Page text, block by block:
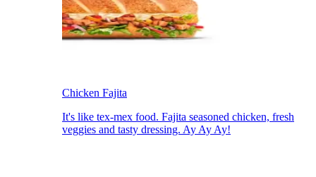
Chicken Fajita​​​​‌ ‍ ​‍​‍‌‍ ‌ ​‍‌‍‍‌‌‍‌ ‌‍‍‌‌‍ ‍​‍​‍​ ‍‍​‍​‍‌ ​ ‌‍​‌‌‍ ‍‌‍‍‌‌ ‌​‌ ‍‌​‍ ‍‌‍‍‌‌‍ ​‍​‍​‍ ​​‍​‍‌‍‍​‌ ​‍‌‍‌‌‌‍‌‍​‍​‍​ ‍‍​‍​‍‌‍‍​‌ ‌​‌ ‌​‌ ​​‌ ​ ​ ‍‍​‍ ​‍ ‌‍ ‍‌‍ ‌ ​‍‌‍‌​‌‍‍‌‌‍​ ​‍ ‌‌‍​‍‌‍‍‌‌ ‌​‌‍‌‌‌ ​ ​‍ ‌‌‍‌ ‌ ​‍‌‍ ‌ ‌‌‌ ​​​‍ ‌‌ ​ ‌ ‌​‌ ‌‌‌‍‌​‌‍‍‌‌‍ ​‍ ‍‌ ‌‍‌‍‌‌‌ ​‍‌‍​ ‌‍‌‌‌‍ ​​‍ ‍‌‍​‌‌ ​​‌ ​​​‍ ‌‍‍‌‌‍ ‍‌ ‌​‌‍‌‌‌‍ ‍‌ ‌​​‍ ‌‍‌‌‌‍‌​‌‍‍‌‌ ‌​​‍ ‌‍ ‌‌‍ ‌‍‌​‌‍‌‌​ ‌‌ ​​‌ ​‍‌‍‌‌‌ ​ ‌‍‌‌‌‍ ‍‌ ‌​‌‍​‌‌ ‌​‌‍‍‌‌‍ ‌‍ ‍​ ‍ ‌‍‍‌‌‍‌​​ ‌​ ‍​​ ​​​ ‌ ​ ‌ ‌‍​‍​ ​‌​ ​‌​ ​‍​‍ ‌​ ‌​​ ‌​​ ‌‌​ ‌‌​‍ ‌​ ‌​‌‍‌‍​ ‌​‌‍‌​​‍ ‌‌‍​‍‌‍‌‌​ ‌‍​ ‌‍​‍ ‌​ ‍‌‌‍‌‌‌‍‌​‌‍‌‍​ ​‌​ ‌‌​ ​‍​ ​​​ ‌‍​ ‌‌​ ‌‌​ ‌‌​ ‍ ‌ ‌​‌ ‍‌‌ ​​‌‍‌‌​ ‌‌ ​​‌ ​‍‌‍ ‌‍‌​‌ ‌‌‌‍​ ‌ ‌​​ ‍ ‌ ​​‌‍​‌‌ ‌​‌‍‍​​ ‌‌‍ ‍‌‍​‌‌‍ ‌‌‍‌‌​‍‌‌​ ‌‌‌​​‍‌‌ ‌‍‍ ‌‍‌‌‌ ‍‌​‍‌‌​ ​ ‌​‌​​‍‌‌​ ​ ‌​‌​​‍‌‌​ ​‍​ ​‍‌‍‌‌‌‍ ‍​‍‌‌​ ​‍​ ​‍​‍‌‌​ ‌‌‌​‌​​‍ ‍‌ ‌‍‌‍​‌‌‍ ​‌ ‌‌‌‍‌‌​ ‌‍​‍‌‍​‌‌ ​ ‌‍‌‌‌‌‌‌‌ ​‍‌‍ ​​ ‌‌‍‍​‌ ‌​‌ ‌​‌ ​​‌ ​ ​‍‌‌​ ​ ‌​​‌​‍‌‌​ ​‍‌​‌‍​‍‌‌​ ​‍‌​‌‍‌‍ ‍‌‍ ‌ ​‍‌‍‌​‌‍‍‌‌‍​ ​‍ ‌‌‍​‍‌‍‍‌‌ ‌​‌‍‌‌‌ ​ ​‍ ‌‌‍‌ ‌ ​‍‌‍ ‌ ‌‌‌ ​​​‍ ‌‌ ​ ‌ ‌​‌ ‌‌‌‍‌​‌‍‍‌‌‍ ​‍ ‍‌ ‌‍‌‍‌‌‌ ​‍‌‍​ ‌‍‌‌‌‍ ​​‍ ‍‌‍​‌‌ ​​‌ ​​​‍‌‍‌‍‍‌‌‍‌​​ ‌​ ‍​​ ​​​ ‌ ​ ‌ ‌‍​‍​ ​‌​ ​‌​ ​‍​‍ ‌​ ‌​​ ‌​​ ‌‌​ ‌‌​‍ ‌​ ‌​‌‍‌‍​ ‌​‌‍‌​​‍ ‌‌‍​‍‌‍‌‌​ ‌‍​ ‌‍​‍ ‌​ ‍‌‌‍‌‌‌‍‌​‌‍‌‍​ ​‌​ ‌‌​ ​‍​ ​​​ ‌‍​ ‌‌​ ‌‌​ ‌‌​‍‌‍‌ ‌​‌ ‍‌‌ ​​‌‍‌‌​ ‌‌ ​​‌ ​‍‌‍ ‌‍‌​‌ ‌‌‌‍​ ‌ ‌​​‍‌‍‌ ​​‌‍​‌‌ ‌​‌‍‍​​ ‌‌‍ ‍‌‍​‌‌‍ ‌‌‍‌‌​‍‌‌​ ‌‌‌​​‍‌‌ ‌‍‍ ‌‍‌‌‌ ‍‌​‍‌‌​ ​ ‌​‌​​‍‌‌​ ​ ‌​‌​​‍‌‌​ ​‍​ ​‍‌‍‌‌‌‍ ‍​‍‌‌​ ​‍​ ​‍​‍‌‌​ ‌‌‌​‌​​‍ ‍‌ ‌‍‌‍​‌‌‍ ​‌ ‌‌‌‍‌‌​‍‌‍‌ ​​‌‍‌‌‌ ​‍‌ ​ ‌ ​​‌‍‌‌‌‍​ ‌ ‌​‌‍‍‌‌ ‌‍‌‍‌‌​ ‌‌ ​​‌ ‌‌‌‍​‍‌‍ ​‌‍‍‌‌ ​ ‌‍‍​‌‍‌‌‌‍‌​​‍​‍‌ ‌
It's like tex-mex food. Fajita seasoned chicken, fresh
veggies and tasty dressing. Ay Ay Ay! ​​​​‌ ‍ ​‍​‍‌‍ ‌ ​‍‌‍‍‌‌‍‌ ‌‍‍‌‌‍ ‍​‍​‍​ ‍‍​‍​‍‌ ​ ‌‍​‌‌‍ ‍‌‍‍‌‌ ‌​‌ ‍‌​‍ ‍‌‍‍‌‌‍ ​‍​‍​‍ ​​‍​‍‌‍‍​‌ ​‍‌‍‌‌‌‍‌‍​‍​‍​ ‍‍​‍​‍‌‍‍​‌ ‌​‌ ‌​‌ ​​‌ ​ ​ ‍‍​‍ ​‍ ‌‍ ‍‌‍ ‌ ​‍‌‍‌​‌‍‍‌‌‍​ ​‍ ‌‌‍​‍‌‍‍‌‌ ‌​‌‍‌‌‌ ​ ​‍ ‌‌‍‌ ‌ ​‍‌‍ ‌ ‌‌‌ ​​​‍ ‌‌ ​ ‌ ‌​‌ ‌‌‌‍‌​‌‍‍‌‌‍ ​‍ ‍‌ ‌‍‌‍‌‌‌ ​‍‌‍​ ‌‍‌‌‌‍ ​​‍ ‍‌‍​‌‌ ​​‌ ​​​‍ ‌‍‍‌‌‍ ‍‌ ‌​‌‍‌‌‌‍ ‍‌ ‌​​‍ ‌‍‌‌‌‍‌​‌‍‍‌‌ ‌​​‍ ‌‍ ‌‌‍ ‌‍‌​‌‍‌‌​ ‌‌ ​​‌ ​‍‌‍‌‌‌ ​ ‌‍‌‌‌‍ ‍‌ ‌​‌‍​‌‌ ‌​‌‍‍‌‌‍ ‌‍ ‍​ ‍ ‌‍‍‌‌‍‌​​ ‌​ ‍​​ ​​​ ‌ ​ ‌ ‌‍​‍​ ​‌​ ​‌​ ​‍​‍ ‌​ ‌​​ ‌​​ ‌‌​ ‌‌​‍ ‌​ ‌​‌‍‌‍​ ‌​‌‍‌​​‍ ‌‌‍​‍‌‍‌‌​ ‌‍​ ‌‍​‍ ‌​ ‍‌‌‍‌‌‌‍‌​‌‍‌‍​ ​‌​ ‌‌​ ​‍​ ​​​ ‌‍​ ‌‌​ ‌‌​ ‌‌​ ‍ ‌ ‌​‌ ‍‌‌ ​​‌‍‌‌​ ‌‌ ​​‌ ​‍‌‍ ‌‍‌​‌ ‌‌‌‍​ ‌ ‌​​ ‍ ‌ ​​‌‍​‌‌ ‌​‌‍‍​​ ‌‌ ​ ‌‍‍​‌‍ ‌ ​‍‌ ‌​‌​‌​‌‍‌‌‌ ​ ‌‍​ ‌ ​‍‌‍‍‌‌ ​​‌ ‌​‌‍‍‌‌‍ ‌‍ ‍​‍‌‌​ ‌‌‌​​‍‌‌ ‌‍‍ ‌‍‌‌‌ ‍‌​‍‌‌​ ​ ‌​‌​​‍‌‌​ ​ ‌​‌​​‍‌‌​ ​‍​ ​‍‌‍‌‌‌‍ ‍​‍‌‌​ ​‍​ ​‍​‍‌‌​ ‌‌‌​‌​​‍ ‍‌ ‌‍‌‍​‌‌‍ ​‌ ‌‌‌‍‌‌​ ‌‍​‍‌‍​‌‌ ​ ‌‍‌‌‌‌‌‌‌ ​‍‌‍ ​​ ‌‌‍‍​‌ ‌​‌ ‌​‌ ​​‌ ​ ​‍‌‌​ ​ ‌​​‌​‍‌‌​ ​‍‌​‌‍​‍‌‌​ ​‍‌​‌‍‌‍ ‍‌‍ ‌ ​‍‌‍‌​‌‍‍‌‌‍​ ​‍ ‌‌‍​‍‌‍‍‌‌ ‌​‌‍‌‌‌ ​ ​‍ ‌‌‍‌ ‌ ​‍‌‍ ‌ ‌‌‌ ​​​‍ ‌‌ ​ ‌ ‌​‌ ‌‌‌‍‌​‌‍‍‌‌‍ ​‍ ‍‌ ‌‍‌‍‌‌‌ ​‍‌‍​ ‌‍‌‌‌‍ ​​‍ ‍‌‍​‌‌ ​​‌ ​​​‍‌‍‌‍‍‌‌‍‌​​ ‌​ ‍​​ ​​​ ‌ ​ ‌ ‌‍​‍​ ​‌​ ​‌​ ​‍​‍ ‌​ ‌​​ ‌​​ ‌‌​ ‌‌​‍ ‌​ ‌​‌‍‌‍​ ‌​‌‍‌​​‍ ‌‌‍​‍‌‍‌‌​ ‌‍​ ‌‍​‍ ‌​ ‍‌‌‍‌‌‌‍‌​‌‍‌‍​ ​‌​ ‌‌​ ​‍​ ​​​ ‌‍​ ‌‌​ ‌‌​ ‌‌​‍‌‍‌ ‌​‌ ‍‌‌ ​​‌‍‌‌​ ‌‌ ​​‌ ​‍‌‍ ‌‍‌​‌ ‌‌‌‍​ ‌ ‌​​‍‌‍‌ ​​‌‍​‌‌ ‌​‌‍‍​​ ‌‌ ​ ‌‍‍​‌‍ ‌ ​‍‌ ‌​‌​‌​‌‍‌‌‌ ​ ‌‍​ ‌ ​‍‌‍‍‌‌ ​​‌ ‌​‌‍‍‌‌‍ ‌‍ ‍​‍‌‌​ ‌‌‌​​‍‌‌ ‌‍‍ ‌‍‌‌‌ ‍‌​‍‌‌​ ​ ‌​‌​​‍‌‌​ ​ ‌​‌​​‍‌‌​ ​‍​ ​‍‌‍‌‌‌‍ ‍​‍‌‌​ ​‍​ ​‍​‍‌‌​ ‌‌‌​‌​​‍ ‍‌ ‌‍‌‍​‌‌‍ ​‌ ‌‌‌‍‌‌​‍‌‍‌ ​​‌‍‌‌‌ ​‍‌ ​ ‌ ​​‌‍‌‌‌‍​ ‌ ‌​‌‍‍‌‌ ‌‍‌‍‌‌​ ‌‌ ​​‌ ‌‌‌‍​‍‌‍ ​‌‍‍‌‌ ​ ‌‍‍​‌‍‌‌‌‍‌​​‍​‍‌ ‌